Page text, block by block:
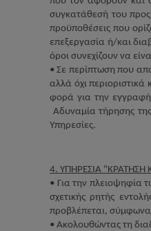
συγκατάθεσή του
προϋποθέσεις που
επεξεργασία ή/και
όροι συνεχίζουν να
• Σε περίπτωση που
αλλά όχι
φορά για την
Αδυναμία τήρησης
Υπηρεσίες.
4. ΥΠΗΡΕΣΙΑ "ΚΡΑΤΗΣΗ
• Για την πλειοψηφία
σχετικής ρητής
προβλέπεται,
• Ακολουθώντας τη